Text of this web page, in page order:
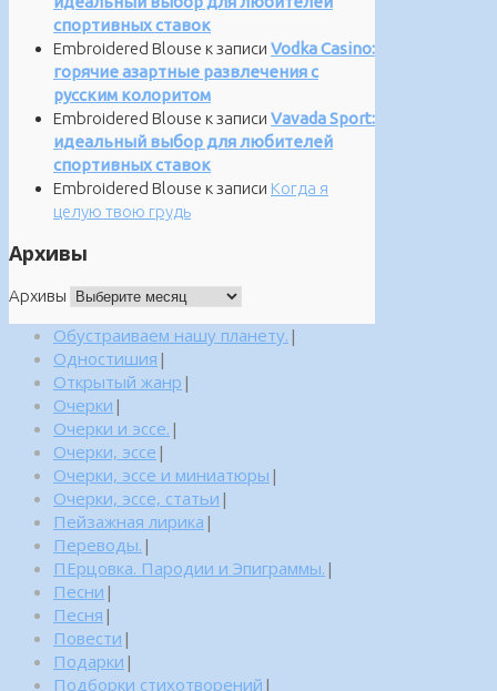
спортивных ставок
Embroidered Blouse к записи Vodka Casino:
горячие азартные развлечения с
русским колоритом
Embroidered Blouse к записи Vavada Sport:
идеальный выбор для любителей
спортивных ставок
Embroidered Blouse к записи Когда я
целую твою грудь
Архивы
Архивы
Обустраиваем нашу планету. |
Одностишия |
Открытый жанр |
Очерки |
Очерки и эссе. |
Очерки, эссе |
Очерки, эссе и миниатюры |
Очерки, эссе, статьи |
Пейзажная лирика |
Переводы. |
ПЕрцовка. Пародии и Эпиграммы. |
Песни |
Песня |
Повести |
Подарки |
Подборки стихотворений |